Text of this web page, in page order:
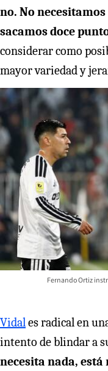
no. No
sacamos doce
considerar como
mayor variedad y
Fernando Ortiz
Vidal es radical en
intento de blindar a
necesita nada,